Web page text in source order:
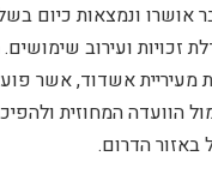
כבר אושרו ונמצאות כיום
זכויות ועירוב
מעיריית אשדוד, אשר
הוועדה המחוזית
באזור הדרום.